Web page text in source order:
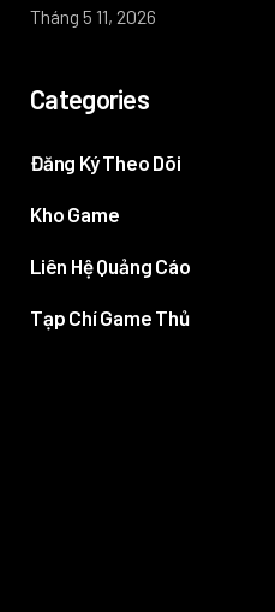
Tháng 5 11, 2026
Categories
Đăng Ký Theo Dõi
Kho Game
Liên Hệ Quảng Cáo
Tạp Chí Game Thủ